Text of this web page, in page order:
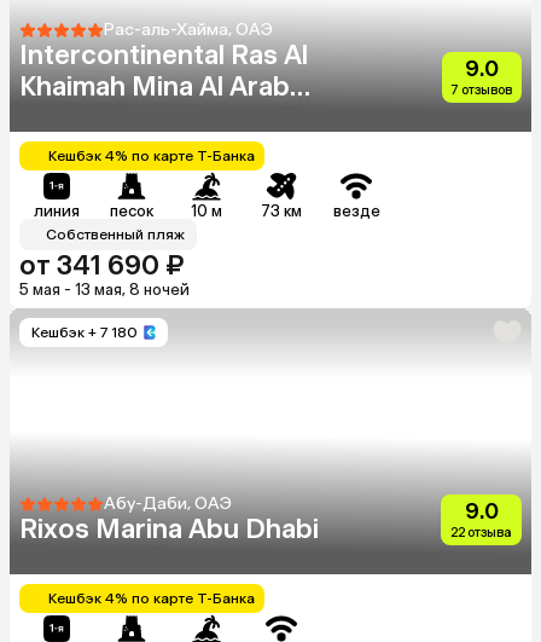
Рас-аль-Хайма, ОАЭ
Intercontinental Ras Al
Khaimah Mina Al Arab
9.0
7 отзывов
Кешбэк 4% по карте Т-Банка
линия песок 10 м 73 км везде
Собственный пляж
от 341 690 ₽
5 мая - 13 мая, 8 ночей
Кешбэк + 7 180
Абу-Даби, ОАЭ
Rixos Marina Abu Dhabi
9.0
22 отзыва
Кешбэк 4% по карте Т-Банка